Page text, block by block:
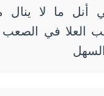
أنل ما لا ينال
العلا في الصعب